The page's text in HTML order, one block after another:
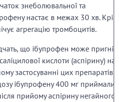
знеболювальної та
настає в межах 30 хв. Крім
агрегацію тромбоцитів.
що ібупрофен може
кислоти (аспірину) на
застосуванні цих препаратів.
ібупрофену 400 мг
прийому аспірину негайного